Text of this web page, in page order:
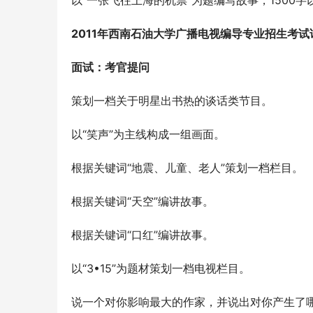
2011年西南石油大学广播电视编导专业招生考试
面试：考官提问
策划一档关于明星出书热的谈话类节目。
以“笑声”为主线构成一组画面。
根据关键词“地震、儿童、老人”策划一档栏目。
根据关键词“天空”编讲故事。
根据关键词“口红”编讲故事。
以“3•15”为题材策划一档电视栏目。
说一个对你影响最大的作家，并说出对你产生了